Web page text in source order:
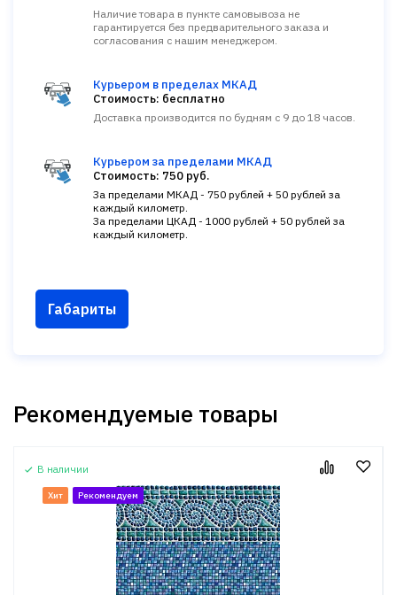
Наличие товара в пункте самовывоза не
гарантируется без предварительного заказа и
согласования с нашим менеджером.
Курьером в пределах МКАД
Стоимость: бесплатно
Доставка производится по будням с 9 до 18 часов.
Курьером за пределами МКАД
Стоимость: 750 руб.
За пределами МКАД - 750 рублей + 50 рублей за
каждый километр.
За пределами ЦКАД - 1000 рублей + 50 рублей за
каждый километр.
Габариты
Рекомендуемые товары
В наличии
Хит Рекомендуем